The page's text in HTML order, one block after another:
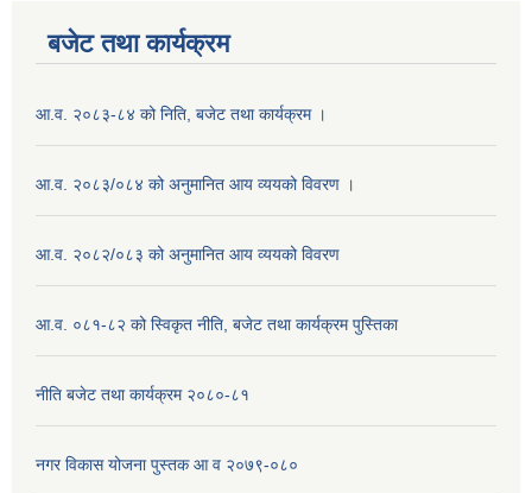
बजेट तथा कार्यक्रम
आ.व. २०८३-८४ को निति, बजेट तथा कार्यक्रम ।
आ.व. २०८३/०८४ को अनुमानित आय व्ययको विवरण ।
आ.व. २०८२/०८३ को अनुमानित आय व्ययको विवरण
आ.व. ०८१-८२ को स्विकृत नीति, बजेट तथा कार्यक्रम पुस्तिका
नीति बजेट तथा कार्यक्रम २०८०-८१
नगर विकास योजना पुस्तक आ व २०७९-०८०